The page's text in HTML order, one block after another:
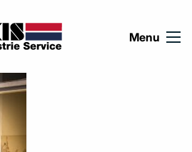
Menu